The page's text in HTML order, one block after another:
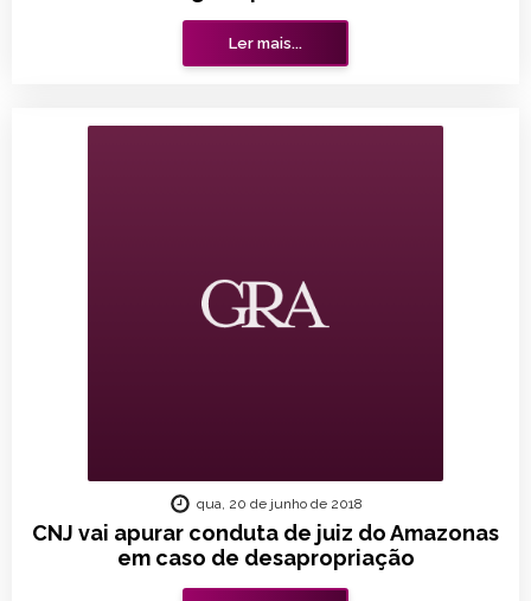
Ler mais...
CNJ vai apurar conduta de juiz do Amazonas
em caso de desapropriação
qua, 20 de junho de 2018